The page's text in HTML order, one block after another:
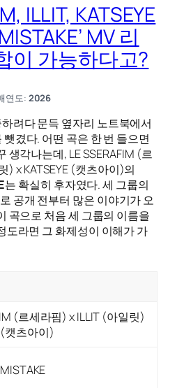
ILLIT, KATSEYE
MV 리
이 가능하다고?
연도: 2026
려다 문득 옆자리 노트북에서
겼다. 어떤 곡은 한 번 들으면
생각나는데, LE SSERAFIM (르
) x KATSEYE (캣츠아이)의
는 확실히 후자였다. 세 그룹의
공개 전부터 많은 이야기가 오
곡으로 처음 세 그룹의 이름을
도라면 그 화제성이 이해가 가
(르세라핌) x ILLIT (아일릿)
(캣츠아이)